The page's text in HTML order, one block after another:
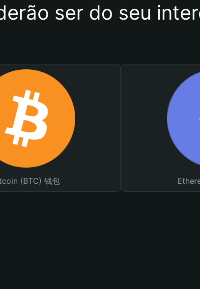
ser do seu
(BTC) 钱包